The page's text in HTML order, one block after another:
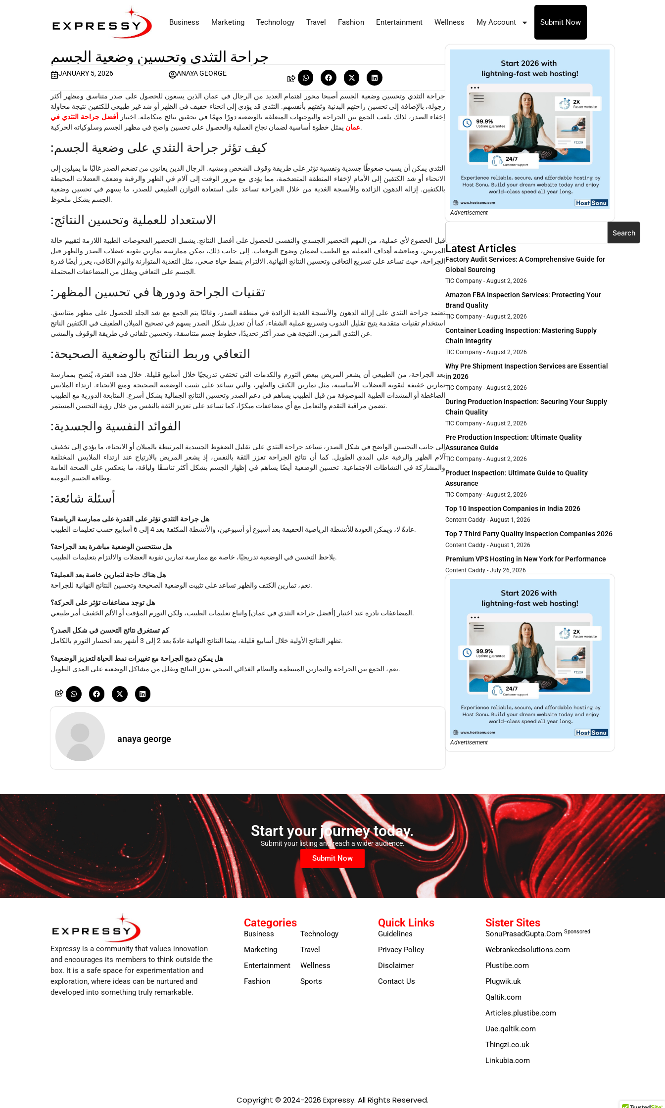
Business Marketing Technology Travel Fashion Entertainment Wellness My Account Submit Now
جراحة التثدي وتحسين وضعية الجسم
JANUARY 5, 2026 ANAYA GEORGE
جراحة التثدي وتحسين وضعية الجسم أصبحا محور اهتمام العديد من الرجال في عمان الذين يسعون للحصول على صدر متناسق ومظهر أكثر
رجولة، بالإضافة إلى تحسين راحتهم البدنية وثقتهم بأنفسهم. التثدي قد يؤدي إلى انحناء خفيف في الظهر أو شد غير طبيعي للكتفين نتيجة محاولة
إخفاء الصدر، لذلك يلعب الجمع بين الجراحة والتوجيهات المتعلقة بالوضعية دورًا مهمًا في تحقيق نتائج متكاملة. اختيار
أفضل جراحة التثدي في
عمانيمثل خطوة أساسية لضمان نجاح العملية والحصول على تحسين واضح في مظهر الجسم وسلوكياته الحركية.
:كيف تؤثر جراحة التثدي على وضعية الجسم
التثدي يمكن أن يسبب ضغوطًا جسدية ونفسية تؤثر على طريقة وقوف الشخص ومشيه. الرجال الذين يعانون من تضخم الصدر غالبًا ما يميلون إلى
الانحناء أو شد الكتفين إلى الأمام لإخفاء المنطقة المتضخمة، مما يؤدي مع مرور الوقت إلى آلام في الظهر والرقبة وضعف العضلات المحيطة
بالكتفين. إزالة الدهون الزائدة والأنسجة الغدية من خلال الجراحة تساعد على استعادة التوازن الطبيعي للصدر، ما يسهم في تحسين وضعية
الجسم بشكل ملحوظ.
:الاستعداد للعملية وتحسين النتائج
قبل الخضوع لأي عملية، من المهم التحضير الجسدي والنفسي للحصول على أفضل النتائج. يشمل التحضير الفحوصات الطبية اللازمة لتقييم حالة
المريض، ومناقشة أهداف العملية مع الطبيب لضمان وضوح التوقعات. إلى جانب ذلك، يمكن ممارسة تمارين تقوية عضلات الصدر والظهر قبل
الجراحة، حيث تساعد على تسريع التعافي وتحسين النتائج النهائية. الالتزام بنمط حياة صحي، مثل التغذية المتوازنة والنوم الكافي، يعزز أيضًا قدرة
الجسم على التعافي ويقلل من المضاعفات المحتملة.
:تقنيات الجراحة ودورها في تحسين المظهر
تعتمد جراحة التثدي على إزالة الدهون والأنسجة الغدية الزائدة في منطقة الصدر، وغالبًا يتم الجمع مع شد الجلد للحصول على مظهر متناسق.
استخدام تقنيات متقدمة يتيح تقليل الندوب وتسريع عملية الشفاء، كما أن تعديل شكل الصدر يسهم في تصحيح الميلان الطفيف في الكتفين الناتج
عن التثدي المزمن. النتيجة هي صدر أكثر تحديدًا، خطوط جسم متناسقة، وتحسين تلقائي في طريقة الوقوف والمشي.
:التعافي وربط النتائج بالوضعية الصحيحة
بعد الجراحة، من الطبيعي أن يشعر المريض ببعض التورم والكدمات التي تختفي تدريجيًا خلال أسابيع قليلة. خلال هذه الفترة، يُنصح بممارسة
تمارين خفيفة لتقوية العضلات الأساسية، مثل تمارين الكتف والظهر، والتي تساعد على تثبيت الوضعية الصحيحة ومنع الانحناء. ارتداء الملابس
الضاغطة أو المشدات الطبية الموصوفة من قبل الطبيب يساهم في دعم الصدر وتحسين النتائج الجمالية بشكل أسرع. المتابعة الدورية مع الطبيب
تضمن مراقبة التقدم والتعامل مع أي مضاعفات مبكرًا، كما تساعد على تعزيز الثقة بالنفس من خلال رؤية التحسن المستمر.
:الفوائد النفسية والجسدية
إلى جانب التحسين الواضح في شكل الصدر، تساعد جراحة التثدي على تقليل الضغوط الجسدية المرتبطة بالميلان أو الانحناء، ما يؤدي إلى تخفيف
آلام الظهر والرقبة على المدى الطويل. كما أن نتائج الجراحة تعزز الثقة بالنفس، إذ يشعر المريض بالارتياح عند ارتداء الملابس المختلفة
والمشاركة في النشاطات الاجتماعية. تحسين الوضعية أيضًا يساهم في إظهار الجسم بشكل أكثر تناسقًا ولياقة، ما ينعكس على الصحة العامة
وطاقة الجسم اليومية.
:أسئلة شائعة
هل جراحة التثدي تؤثر على القدرة على ممارسة الرياضة؟
عادةً لا، ويمكن العودة للأنشطة الرياضية الخفيفة بعد أسبوع أو أسبوعين، والأنشطة المكثفة بعد 4 إلى 6 أسابيع حسب تعليمات الطبيب.
هل ستتحسن الوضعية مباشرة بعد الجراحة؟
يلاحظ التحسن في الوضعية تدريجيًا، خاصة مع ممارسة تمارين تقوية العضلات والالتزام بتعليمات الطبيب.
هل هناك حاجة لتمارين خاصة بعد العملية؟
نعم، تمارين الكتف والظهر تساعد على تثبيت الوضعية الصحيحة وتحسين النتائج النهائية للجراحة.
هل توجد مضاعفات تؤثر على الحركة؟
المضاعفات نادرة عند اختيار [أفضل جراحة التثدي في عمان] واتباع تعليمات الطبيب، ولكن التورم المؤقت أو الألم الخفيف أمر طبيعي.
كم تستغرق نتائج التحسن في شكل الصدر؟
تظهر النتائج الأولية خلال أسابيع قليلة، بينما النتائج النهائية عادةً بعد 2 إلى 3 أشهر بعد انحسار التورم بالكامل.
هل يمكن دمج الجراحة مع تغييرات نمط الحياة لتعزيز الوضعية؟
نعم، الجمع بين الجراحة والتمارين المنتظمة والنظام الغذائي الصحي يعزز النتائج ويقلل من مشاكل الوضعية على المدى الطويل.
anaya george
Advertisement
Search
Latest Articles
Factory Audit Services: A Comprehensive Guide for
Global Sourcing
TIC Company August 2, 2026
Amazon FBA Inspection Services: Protecting Your
Brand Quality
TIC Company August 2, 2026
Container Loading Inspection: Mastering Supply
Chain Integrity
TIC Company August 2, 2026
Why Pre Shipment Inspection Services are Essential
in 2026
TIC Company August 2, 2026
During Production Inspection: Securing Your Supply
Chain Quality
TIC Company August 2, 2026
Pre Production Inspection: Ultimate Quality
Assurance Guide
TIC Company August 2, 2026
Product Inspection: Ultimate Guide to Quality
Assurance
TIC Company August 2, 2026
Top 10 Inspection Companies in India 2026
Content Caddy August 1, 2026
Top 7 Third Party Quality Inspection Companies 2026
Content Caddy August 1, 2026
Premium VPS Hosting in New York for Performance
Content Caddy July 26, 2026
Advertisement
Start your journey today.
Submit your listing and reach a wider audience.
Submit Now
Expressy is a community that values innovation
and encourages its members to think outside the
box. It is a safe space for experimentation and
exploration, where ideas can be nurtured and
developed into something truly remarkable.
Categories
Business
Marketing
Entertainment
Fashion
Technology
Travel
Wellness
Sports
Quick Links
Guidelines
Privacy Policy
Disclaimer
Contact Us
Sister Sites
SonuPrasadGupta.Com Sponsored
Webrankedsolutions.com
Plustibe.com
Plugwik.uk
Qaltik.com
Articles.plustibe.com
Uae.qaltik.com
Thingzi.co.uk
Linkubia.com
Copyright © 2024-2026 Expressy. All Rights Reserved.